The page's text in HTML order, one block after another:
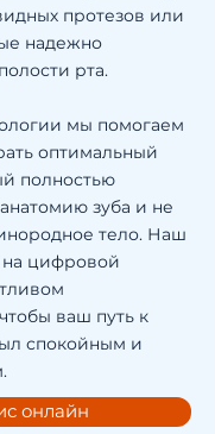
протезов или
надежно
рта.
мы помогаем
оптимальный
полностью
зуба и не
тело. Наш
на цифровой
ваш путь к
спокойным и
онлайн